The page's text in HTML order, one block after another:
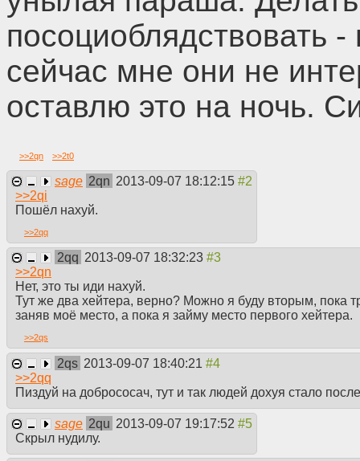
посоциоблядствовать
сейчас мне они не
оставлю это на ночь.
>>2qn >>2t0
sage 2qn 2013-09-07 18:12:15
>>2qi
Пошёл нахуй.
>>2qq
2qq 2013-09-07 18:32:23
>>2qn
Нет, это ты иди нахуй.
Тут же два хейтера, верно? Можно я буду вторым, пока
заняв моё место, а пока я займу место первого хейтера.
>>2qs
2qs 2013-09-07 18:40:21
>>2qq
Пиздуй на добрососач, тут и так людей дохуя стало
sage 2qu 2013-09-07 19:17:52
Скрыл нудилу.